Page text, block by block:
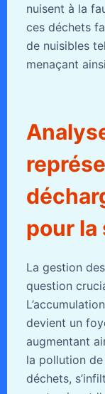
nuisent à la
ces déchets
de nuisibles
menaçant
pour la
La gestion
question
devient un
augmentant
la pollution de
déchets,